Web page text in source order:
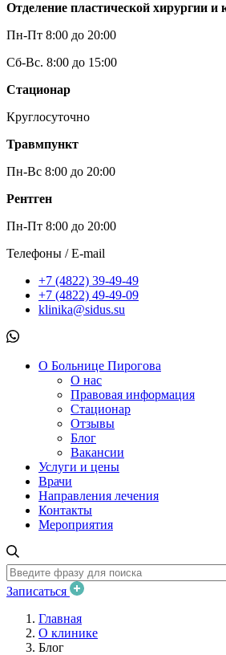
Отделение пластической хирургии и
Пн-Пт 8:00 до 20:00
Сб-Вс. 8:00 до 15:00
Стационар
Круглосуточно
Травмпункт
Пн-Вс 8:00 до 20:00
Рентген
Пн-Пт 8:00 до 20:00
Телефоны / E-mail
+7 (4822) 39-49-49
+7 (4822) 49-49-09
klinika@sidus.su
О Больнице Пирогова
О нас
Правовая информация
Стационар
Отзывы
Блог
Вакансии
Услуги и цены
Врачи
Направления лечения
Контакты
Мероприятия
Записаться
Главная
О клинике
Блог